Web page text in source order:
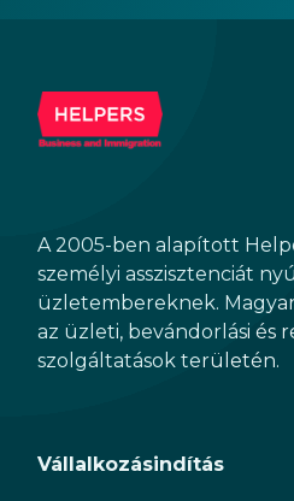
A 2005-ben alapított
személyi asszisztenciát
üzletembereknek.
az üzleti, bevándorlási és
szolgáltatások területén.
Vállalkozásindítás